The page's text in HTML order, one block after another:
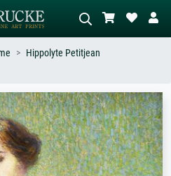
–
Décrivez la scène – ex. prairie verte,
abstrait avec beaucoup de rouge,
tableau sombre, nu debout près d'un
arbre.
Hippolyte Petitjean